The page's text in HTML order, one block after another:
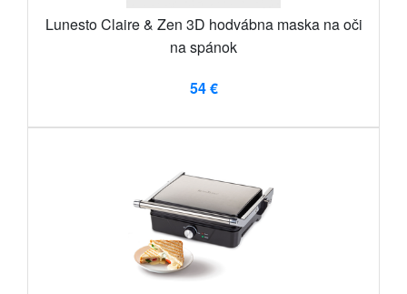
Lunesto Claire & Zen 3D hodvábna maska ​​na oči
na spánok
54 €